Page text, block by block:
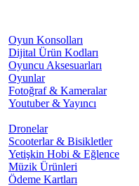
Oyun Konsolları
Dijital Ürün Kodları
Oyuncu Aksesuarları
Oyunlar
Fotoğraf & Kameralar
Youtuber & Yayıncı
Dronelar
Scooterlar & Bisikletler
Yetişkin Hobi & Eğlence
Müzik Ürünleri
Ödeme Kartları